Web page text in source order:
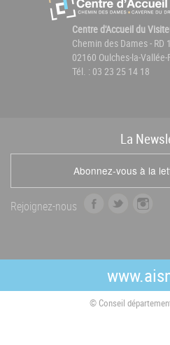
Centre d'Accueil du
Chemin des Dames - RD
02160 Oulches-la-
Tél. : 03 23 25 14 18
La News
Abonnez-vous à la
Rejoignez-nous
b
o
t
e
r
a
g
r
a
© Conseil